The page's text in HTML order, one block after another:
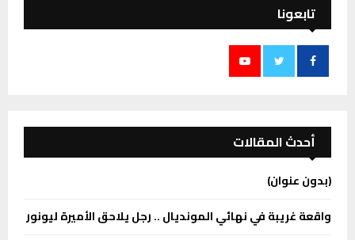
تابعونا
أحدث المقالات
(بدون عنوان)
واقعة غريبة في نهائي المونديال .. رجل يلاحق الأميرة ليونور